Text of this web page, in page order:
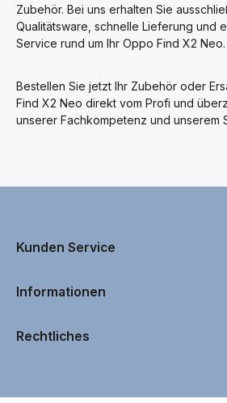
Zubehör. Bei uns erhalten Sie
Qualitätsware, schnelle Lieferung und
Service rund um Ihr Oppo Find X2 Neo.
Bestellen Sie jetzt Ihr Zubehör oder
Find X2 Neo direkt vom Profi und
unserer Fachkompetenz und unserem
Kunden Service
Informationen
Rechtliches